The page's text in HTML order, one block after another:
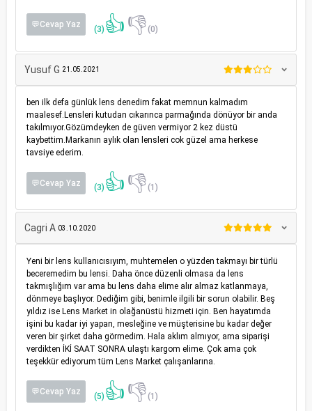
💬Cevap Yaz (3) 👍👎(0)
Yusuf G 21.05.2021
ben ilk defa günlük lens denedim fakat memnun kalmadım
maalesef.Lensleri kutudan cıkarınca parmağında dönüyor bir anda
takılmıyor.Gözümdeyken de güven vermiyor 2 kez düstü
kaybettim.Markanın aylık olan lensleri cok güzel ama herkese
tavsiye ederim.
💬Cevap Yaz (3) 👍👎(1)
Cagri A 03.10.2020
Yeni bir lens kullanıcısıyım, muhtemelen o yüzden takmayı bir türlü
beceremedim bu lensi. Daha önce düzenli olmasa da lens
takmışlığım var ama bu lens daha elime alır almaz katlanmaya,
dönmeye başlıyor. Dediğim gibi, benimle ilgili bir sorun olabilir. Beş
yıldız ise Lens Market in olağanüstü hizmeti için. Ben hayatımda
işini bu kadar iyi yapan, mesleğine ve müşterisine bu kadar değer
veren bir şirket daha görmedim. Hala aklım almıyor, ama siparişi
verdikten İKİ SAAT SONRA ulaştı kargom elime. Çok ama çok
teşekkür ediyorum tüm Lens Market çalışanlarına.
💬Cevap Yaz (5) 👍👎(1)